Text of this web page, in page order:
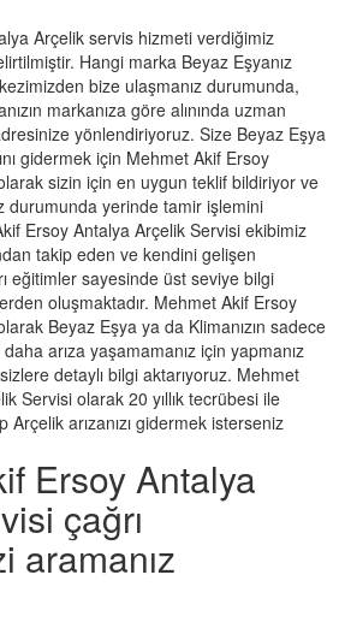
Arçelik servis hizmeti verdiğimiz
Hangi marka Beyaz Eşyanız
bize ulaşmanız durumunda,
markanıza göre alınında uzman
yönlendiriyoruz. Size Beyaz Eşya
gidermek için Mehmet Akif Ersoy
sizin için en uygun teklif bildiriyor ve
durumunda yerinde tamir işlemini
Ersoy Antalya Arçelik Servisi ekibimiz
takip eden ve kendini gelişen
eğitimler sayesinde üst seviye bilgi
oluşmaktadır. Mehmet Akif Ersoy
Beyaz Eşya ya da Klimanızın sadece
daha arıza yaşamamanız için yapmanız
detaylı bilgi aktarıyoruz. Mehmet
Servisi olarak 20 yıllık tecrübesi ile
Arçelik arızanızı gidermek isterseniz
Ersoy Antalya
çağrı
aramanız